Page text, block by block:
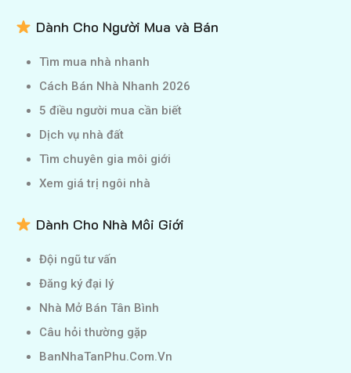
Dành Cho Người Mua và Bán
Tìm mua nhà nhanh
Cách Bán Nhà Nhanh 2026
5 điều người mua cần biết
Dịch vụ nhà đất
Tìm chuyên gia môi giới
Xem giá trị ngôi nhà
Dành Cho Nhà Môi Giới
Đội ngũ tư vấn
Đăng ký đại lý
Nhà Mở Bán Tân Bình
Câu hỏi thường gặp
BanNhaTanPhu.Com.Vn